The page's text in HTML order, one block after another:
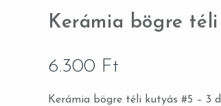
Kerámia bögre
6.300 Ft
Kerámia bögre téli kutyás #5 – 3